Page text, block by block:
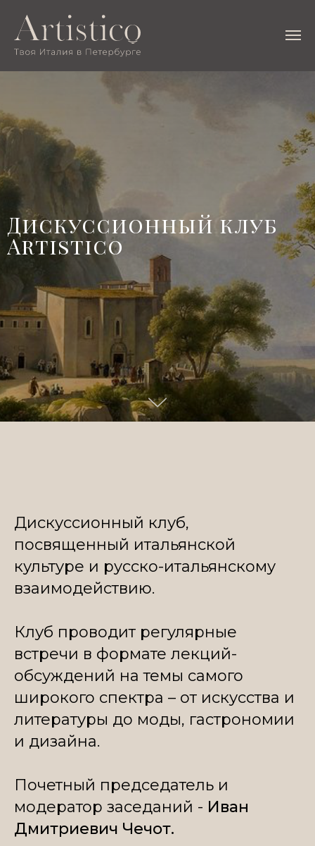
Дискуссионный клуб
Artistico
Дискуссионный клуб,
посвященный итальянской
культуре и русско-итальянскому
взаимодействию.
Клуб проводит регулярные
встречи в формате лекций-
обсуждений на темы самого
широкого спектра – от искусства и
литературы до моды, гастрономии
и дизайна.
Почетный председатель и
модератор заседаний - Иван
Дмитриевич Чечот.